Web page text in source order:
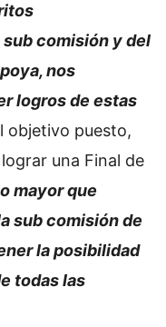
comisión y del
nos
logros de estas
objetivo puesto,
una Final de
mayor que
sub comisión de
la posibilidad
todas las